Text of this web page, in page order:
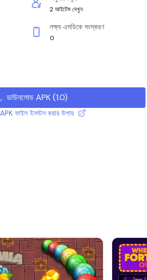
2 আইটেম দেখুন
লক্ষ্য এসডিকে সংস্করণ
0
ডাউনলোড APK(1.0)
ফাইল ইনস্টল করার উপায়